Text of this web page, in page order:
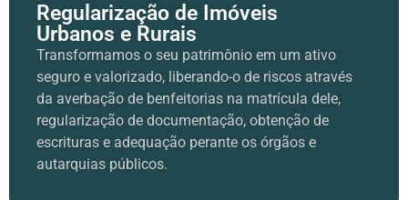
Regularização de Imóveis
Urbanos e Rurais
Transformamos o seu patrimônio em um ativo
seguro e valorizado, liberando-o de riscos através
da averbação de benfeitorias na matrícula dele,
regularização de documentação, obtenção de
escrituras e adequação perante os órgãos e
autarquias públicos.